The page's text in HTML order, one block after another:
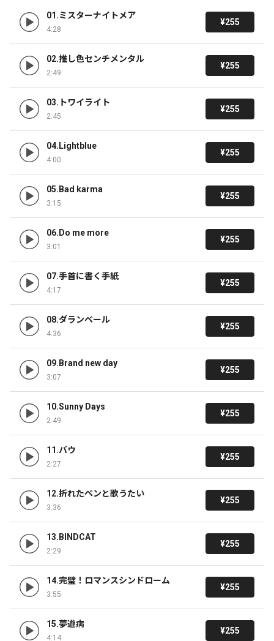
01.ミスターナイトメア
4:28
¥255
02.推し色センチメンタル
2:49
¥255
03.トワイライト
2:45
¥255
04.Lightblue
4:00
¥255
05.Bad karma
3:15
¥255
06.Do me more
3:01
¥255
07.手首に書く手紙
4:17
¥255
08.ダランベール
4:36
¥255
09.Brand new day
3:07
¥255
10.Sunny Days
2:49
¥255
11.バウ
2:27
¥255
12.折れたペンと歌うたい
3:36
¥255
13.BINDCAT
2:29
¥255
14.完璧！ロマンスシンドローム
3:55
¥255
15.夢遊病
4:14
¥255